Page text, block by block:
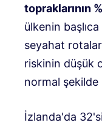
topraklarının
ülkenin
seyahat
riskinin düşük
normal şekilde
İzlanda'da